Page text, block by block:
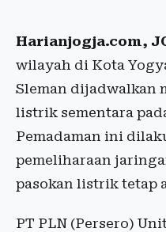
Harianjogja.com,
wilayah di Kota
Sleman dijadwalkan
listrik sementara
Pemadaman ini
pemeliharaan
pasokan listrik tetap
PT PLN (Persero)